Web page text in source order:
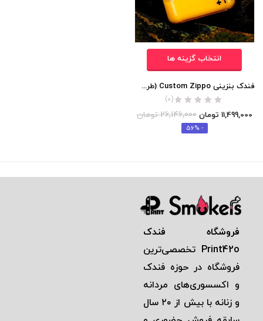
انتخاب گزینه ها
فندک بنزینی Custom Zippo (طرح شن های روان – شب تاب)
(0)
11,499,000 تومان 26,146,000 تومان
- 56%
فروشگاه فندک
Print42o تخصصی‌ترين
فروشگاه در حوزه فندک
و اكسسوری‌های مردانه
و زنانه با بيش از ٢٠ سال